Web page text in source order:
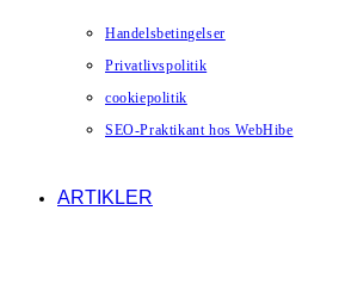
Handelsbetingelser
Privatlivspolitik
cookiepolitik
SEO-Praktikant hos WebHibe
ARTIKLER